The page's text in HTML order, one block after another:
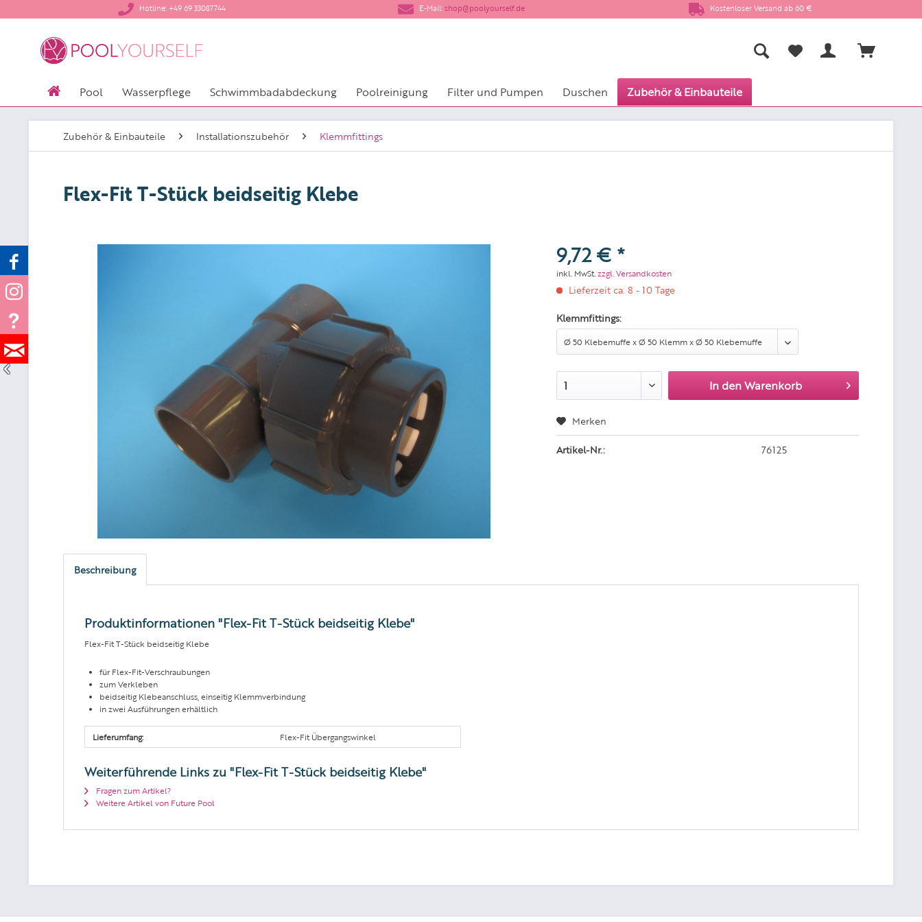
​Hotline: +49 69 33087744 ​E-Mail: shop@poolyourself.de Kostenloser Versand ab 60 €
Pool Wasserpflege Schwimmbadabdeckung Poolreinigung Filter und Pumpen Duschen Zubehör & Einbauteile
Zubehör & Einbauteile Installationszubehör Klemmfittings
Flex-Fit T-Stück beidseitig Klebe
9,72 € *
inkl. MwSt.zzgl. Versandkosten
Lieferzeit ca. 8 - 10 Tage
Klemmfittings:
In den Warenkorb
Merken
Artikel-Nr.: 76125
Beschreibung
Produktinformationen "Flex-Fit T-Stück beidseitig Klebe"
Flex-Fit T-Stück beidseitig Klebe
für Flex-Fit-Verschraubungen
zum Verkleben
beidseitig Klebeanschluss, einseitig Klemmverbindung
in zwei Ausführungen erhältlich
Lieferumfang: Flex-Fit Übergangswinkel
Weiterführende Links zu "Flex-Fit T-Stück beidseitig Klebe"
Fragen zum Artikel?
Weitere Artikel von Future Pool